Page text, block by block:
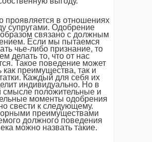
проявляется в отношениях
супругами. Одобрение
связано с должным
Если мы пытаемся
чье-либо признание, то
делать то, что от нас
Такое поведение может
как преимущества, так и
Каждый для себя их
индивидуально. Но в
положительные и
моменты одобрения
свести к следующему.
преимуществами
должного поведения
можно назвать такие.